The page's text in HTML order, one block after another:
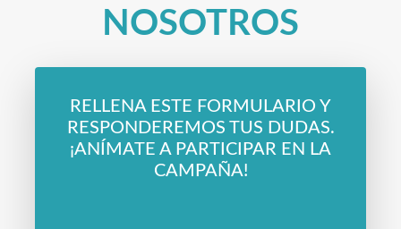
NOSOTROS
RELLENA ESTE FORMULARIO Y
RESPONDEREMOS TUS DUDAS.
¡ANÍMATE A PARTICIPAR EN LA
CAMPAÑA!